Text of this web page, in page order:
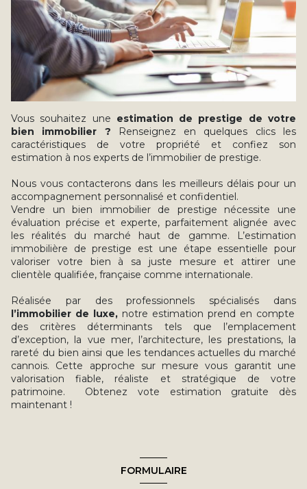
Vous souhaitez une estimation de prestige de votre
bien immobilier ? Renseignez en quelques clics les
caractéristiques de votre propriété et confiez son
estimation à nos experts de l’immobilier de prestige.
Nous vous contacterons dans les meilleurs délais pour un
accompagnement personnalisé et confidentiel.
Vendre un bien immobilier de prestige nécessite une
évaluation précise et experte, parfaitement alignée avec
les réalités du marché haut de gamme. L’estimation
immobilière de prestige est une étape essentielle pour
valoriser votre bien à sa juste mesure et attirer une
clientèle qualifiée, française comme internationale.
Réalisée par des professionnels spécialisés dans
l’immobilier de luxe, notre estimation prend en compte
des critères déterminants tels que l’emplacement
d’exception, la vue mer, l’architecture, les prestations, la
rareté du bien ainsi que les tendances actuelles du marché
cannois. Cette approche sur mesure vous garantit une
valorisation fiable, réaliste et stratégique de votre
patrimoine. Obtenez vote estimation gratuite dès
maintenant !
FORMULAIRE